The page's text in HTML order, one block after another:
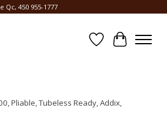
Qc, 450 955-1777
Liste dePanier
Pliable, Tubeless Ready, Addix,